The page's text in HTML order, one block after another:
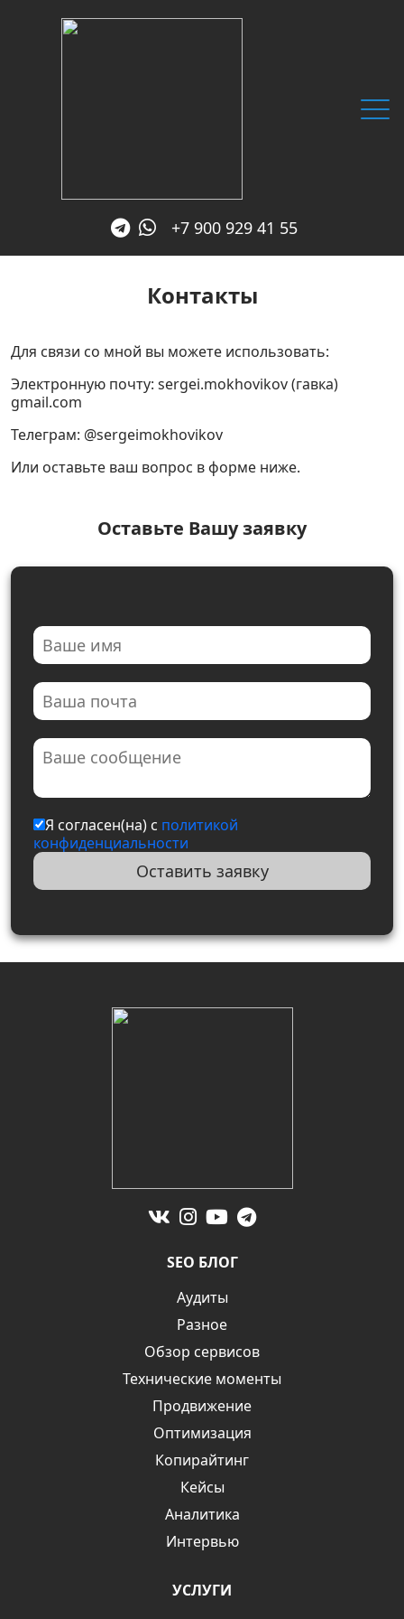
Главная
Услуги
Обо мне
Отзывы
Контакты
+7 900 929 41 55
Контакты
Для связи со мной вы можете использовать:
Электронную почту: sergei.mokhovikov (гавка)
gmail.com
Телеграм: @sergeimokhovikov
Или оставьте ваш вопрос в форме ниже.
Оставьте Вашу заявку
Я согласен(на) с политикой
конфиденциальности
SEO БЛОГ
Аудиты
Разное
Обзор сервисов
Технические моменты
Продвижение
Оптимизация
Копирайтинг
Кейсы
Аналитика
Интервью
УСЛУГИ